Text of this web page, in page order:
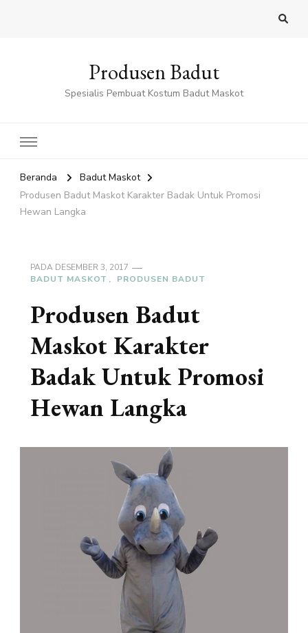
Produsen Badut
Spesialis Pembuat Kostum Badut Maskot
Beranda
Badut Maskot
Produsen Badut Maskot Karakter Badak Untuk Promosi
Hewan Langka
PADA DESEMBER 3, 2017
BADUT MASKOT
PRODUSEN BADUT
Produsen Badut
Maskot Karakter
Badak Untuk Promosi
Hewan Langka